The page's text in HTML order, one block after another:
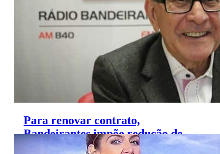
Para renovar contrato,
Bandeirantes impõe redução de
salário a José Silvério